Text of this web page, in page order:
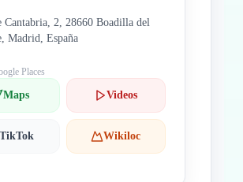
Cantabria, 2, 28660 Boadilla del
Madrid, España
Places
Maps Videos
TikTok Wikiloc